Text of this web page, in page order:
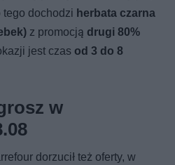
tego dochodzi herbata czarna
z promocją drugi 80%
jest czas od 3 do 8
w
dorzucił też oferty, w